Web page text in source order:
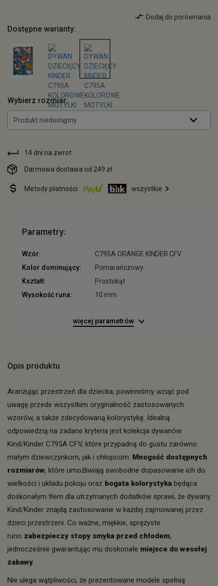
Dodaj do porównania
Dostępne warianty:
Wybierz rozmiar:
Produkt niedostępny
14 dni na zwrot
Darmowa dostawa od 249 zł
Metody płatności: wszystkie
Parametry:
Wzór:
C795A ORANGE KINDER CFV
Kolor dominujący:
Pomarańczowy
Kształt:
Prostokąt
Wysokość runa:
10 mm
więcej parametrów
Opis produktu
Aranżując przestrzeń dla dziecka, powinniśmy wziąć pod
uwagę przede wszystkim oryginalność zastosowanych
wzorów, a także zdecydowaną kolorystykę. Idealną
odpowiedzią na zadane kryteria jest kolekcja dywanów
Kind/Kinder C795A CFV, które przypadną do gustu zarówno
małym dziewczynkom, jak i chłopcom. Mnogość dostępnych
rozmiarów, które umożliwiają swobodne dopasowanie ich do
wielkości i układu pokoju oraz bogata kolorystyka będąca
doskonałym tłem dla utrzymanych dodatków sprawi, że dywany
Kind/Kinder znajdą zastosowanie w każdej zajmowanej przez
dzieci przestrzeni. Co ważne, miękkie, sprężyste
runo zabezpieczy stopy smyka przed chłodem,
jednocześnie gwarantując mu doskonałe miejsce do wesołej
zabawy.
Nie ulega wątpliwości, że prezentowane modele spełnią